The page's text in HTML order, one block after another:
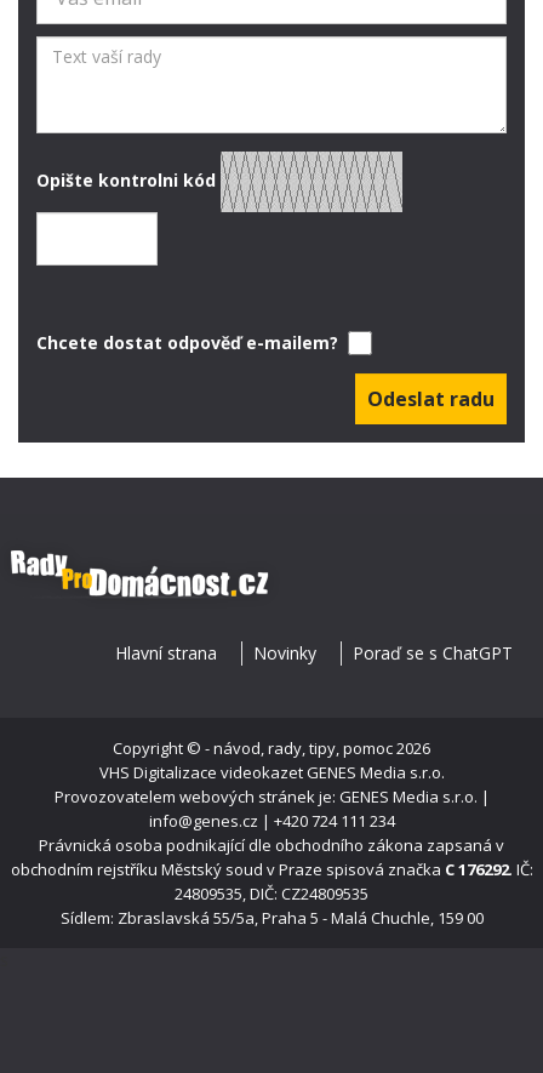
Opište kontrolni kód
Chcete dostat odpověď e-mailem?
Hlavní strana Novinky Poraď se s ChatGPT
Copyright © - návod, rady, tipy, pomoc2026
VHS Digitalizace videokazetGENES Media s.r.o.
Provozovatelem webových stránek je: GENES Media s.r.o. |
info@genes.cz | +420 724 111 234
Právnická osoba podnikající dle obchodního zákona zapsaná v
obchodním rejstříku Městský soud v Praze spisová značka C 176292. IČ:
24809535, DIČ: CZ24809535
Sídlem: Zbraslavská 55/5a, Praha 5 - Malá Chuchle, 159 00